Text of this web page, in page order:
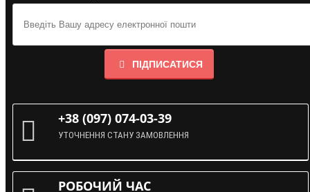
ПІДПИСАТИСЯ
+38 (097) 074-03-39
УТОЧНЕННЯ СТАНУ ЗАМОВЛЕННЯ
РОБОЧИЙ ЧАС